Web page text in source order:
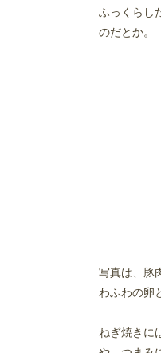
ふっくらし
のだとか。
写真は、豚
わふわの卵
ねぎ焼きに